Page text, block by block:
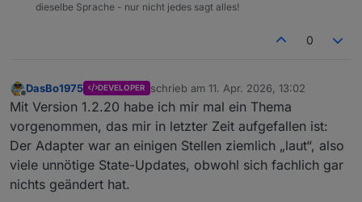
dieselbe Sprache - nur nicht jedes sagt alles!
0
Offline
DasBo1975 DEVELOPER schrieb am 11. Apr. 2026, 13:02
zuletzt editiert von
Mit Version 1.2.20 habe ich mir mal ein Thema
vorgenommen, das mir in letzter Zeit aufgefallen ist:
Der Adapter war an einigen Stellen ziemlich „laut“, also
viele unnötige State-Updates, obwohl sich fachlich gar
nichts geändert hat.